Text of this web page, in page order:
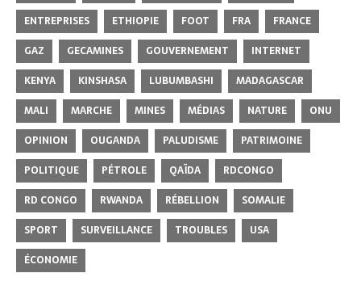
ENTREPRISES
ETHIOPIE FOOT FRA
FRANCE
GAZ
GECAMINES GOUVERNEMENT
INTERNET
KENYA
KINSHASA LUBUMBASHI
MADAGASCAR
MALI
MARCHE MINES MÉDIAS NATURE
ONU
OPINION
OUGANDA PALUDISME
PATRIMOINE
POLITIQUE
PÉTROLE QAÏDA
RDCONGO
RD CONGO
RWANDA RÉBELLION
SOMALIE
SPORT
SURVEILLANCE TROUBLES
USA
ÉCONOMIE